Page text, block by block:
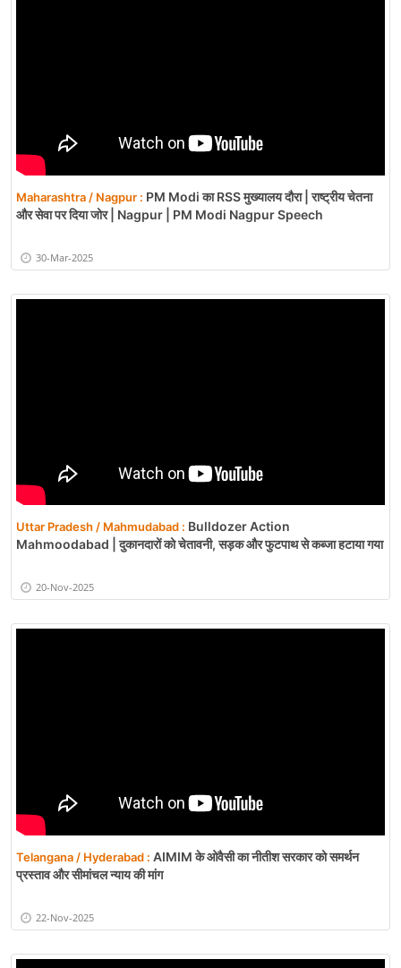
Maharashtra / Nagpur : PM Modi का RSS मुख्यालय दौरा | राष्ट्रीय चेतना
और सेवा पर दिया जोर | Nagpur | PM Modi Nagpur Speech
30-Mar-2025
Uttar Pradesh / Mahmudabad : Bulldozer Action
Mahmoodabad | दुकानदारों को चेतावनी, सड़क और फुटपाथ से कब्जा हटाया गया
20-Nov-2025
Telangana / Hyderabad : AIMIM के ओवैसी का नीतीश सरकार को समर्थन
प्रस्ताव और सीमांचल न्याय की मांग
22-Nov-2025